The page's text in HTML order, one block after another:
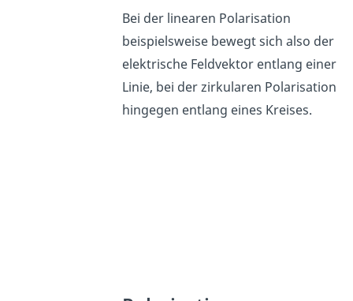
Bei der linearen Polarisation
beispielsweise bewegt sich also der
elektrische Feldvektor entlang einer
Linie, bei der zirkularen Polarisation
hingegen entlang eines Kreises.